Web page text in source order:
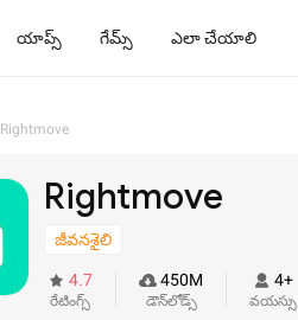
యాప్స్ గేమ్స్ ఎలా చేయాలి
Rightmove
Rightmove
జీవనశైలి
4.7
రేటింగ్స్
450M
డౌన్‌లోడ్స్
4+
వయస్సు